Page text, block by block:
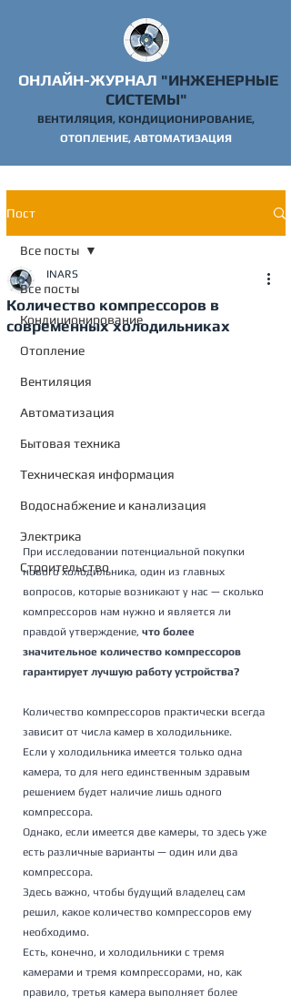
ОНЛАЙН-ЖУРНАЛ "ИНЖЕНЕРНЫЕ
СИСТЕМЫ"
ВЕНТИЛЯЦИЯ, КОНДИЦИОНИРОВАНИЕ,
ОТОПЛЕНИЕ, АВТОМАТИЗАЦИЯ
Пост
Все посты
Кондиционирование
Отопление
Вентиляция
Автоматизация
Бытовая техника
Техническая информация
Водоснабжение и канализация
Электрика
Строительство
Все посты
Количество компрессоров в
современных холодильниках
INARS
При исследовании потенциальной покупки
нового холодильника, один из главных
вопросов, которые возникают у нас — сколько
компрессоров нам нужно и является ли
правдой утверждение, что более
значительное количество компрессоров
гарантирует лучшую работу устройства?
Количество компрессоров практически всегда
зависит от числа камер в холодильнике.
Если у холодильника имеется только одна
камера, то для него единственным здравым
решением будет наличие лишь одного
компрессора.
Однако, если имеется две камеры, то здесь уже
есть различные варианты — один или два
компрессора.
Здесь важно, чтобы будущий владелец сам
решил, какое количество компрессоров ему
необходимо.
Есть, конечно, и холодильники с тремя
камерами и тремя компрессорами, но, как
правило, третья камера выполняет более